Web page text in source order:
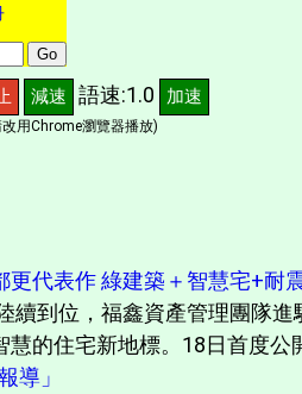
減速 語速:1.0 加速
用Chrome瀏覽器播放)
更代表作 綠建築＋智慧宅+耐
續到位，福鑫資產管理團隊
的住宅新地標。18日首度公
導」